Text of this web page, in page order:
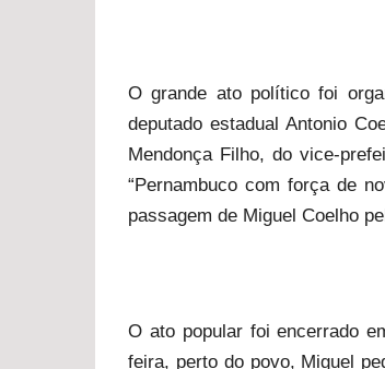
O grande ato político foi
deputado estadual Antonio
Mendonça Filho, do vice-
“Pernambuco com força de
passagem de Miguel Coelho
O ato popular foi encerrado
feira, perto do povo, Miguel